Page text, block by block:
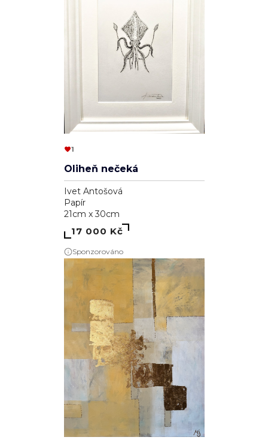
1
Oliheň nečeká
Ivet Antošová
Papír
21cm x 30cm
17 000 Kč
Sponzorováno